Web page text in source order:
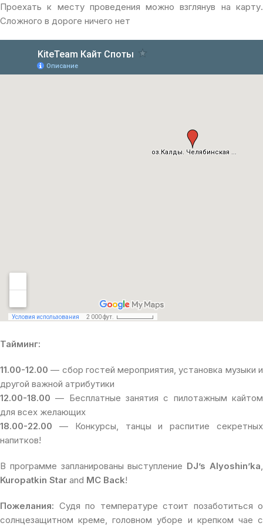
Проехать к месту проведения можно взглянув на карту.
Сложного в дороге ничего нет
Тайминг:
11.00-12.00 — сбор гостей мероприятия, установка музыки и
другой важной атрибутики
12.00-18.00 — Бесплатные занятия с пилотажным кайтом
для всех желающих
18.00-22.00 — Конкурсы, танцы и распитие секретных
напитков!
В программе запланированы выступление DJ’s Alyoshin’ka
Kuropatkin Star and MC Back!
Пожелания: Судя по температуре стоит позаботиться о
солнцезащитном креме, головном уборе и крепком чае с